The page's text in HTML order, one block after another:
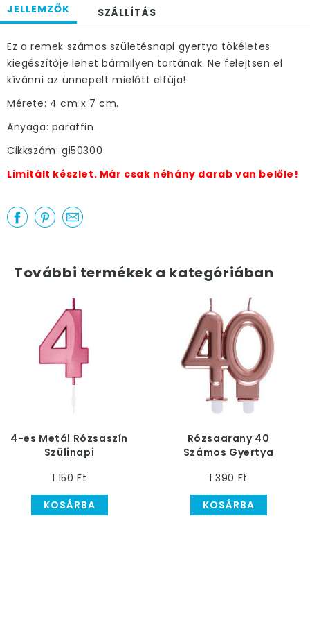
JELLEMZŐK SZÁLLÍTÁS
Ez a remek számos születésnapi gyertya tökéletes
kiegészítője lehet bármilyen tortának. Ne felejtsen el
kívánni az ünnepelt mielőtt elfúja!
Mérete: 4 cm x 7 cm.
Anyaga: paraffin.
Cikkszám: gi50300
Limitált készlet. Már csak néhány darab van belőle!
További termékek a kategóriában
4-es Metál Rózsaszín
Szülinapi
1 150 Ft
KOSÁRBA
Rózsaarany 40
Számos Gyertya
1 390 Ft
KOSÁRBA